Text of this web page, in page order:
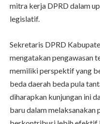
mitra kerja DPRD dalam
legislatif.
Sekretaris DPRD
mengatakan pengawasan
memiliki perspektif yang
beda daerah beda pula
diharapkan kunjungan ini
baru dalam melaksanakan